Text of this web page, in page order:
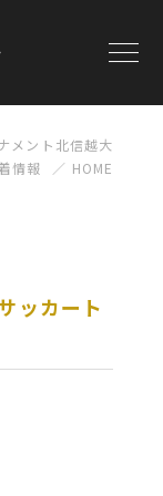
メント北信越大
情報 HOME
ッカート